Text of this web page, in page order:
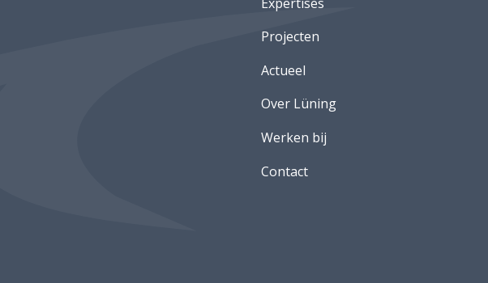
Projecten
Actueel
Over Lüning
Werken bij
Contact